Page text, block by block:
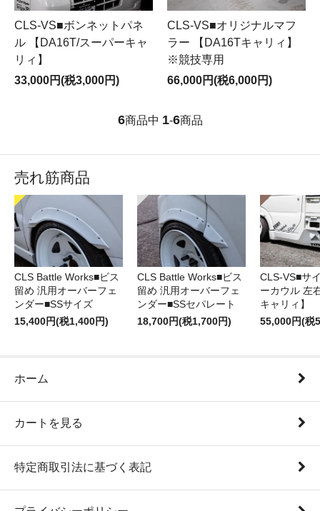
CLS-VS■ボンネットパネ
ル 【DA16T/スーパーキャ
リィ】
33,000円(税3,000円)
CLS-VS■オリジナルマフ
ラー 【DA16Tキャリィ】
※競技専用
66,000円(税6,000円)
6商品中 1-6商品
売れ筋商品
CLS Battle Works■ビス
留め 汎用オーバーフェ
ンダー■SSサイズ
15,400円(税1,400円)
CLS Battle Works■ビス
留め 汎用オーバーフェ
ンダー■SSセパレート
18,700円(税1,700円)
CLS-VS■サ
ーカウル 左
キャリィ】
55,000円(税
ホーム
カートを見る
特定商取引法に基づく表記